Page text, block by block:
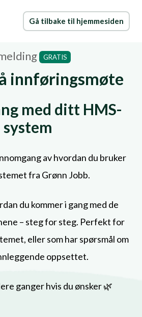
Gå tilbake til hjemmesiden
GRATIS
innføringsmøte
med ditt HMS-
system
av hvordan du bruker
fra Grønn Jobb.
du kommer i gang med de
– steg for steg. Perfekt for
eller som har spørsmål om
oppsettet.
ganger hvis du ønsker 🌿